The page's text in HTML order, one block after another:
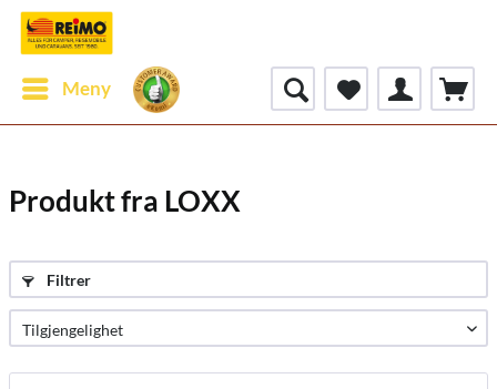
Meny
Produkt fra LOXX
Filtrer